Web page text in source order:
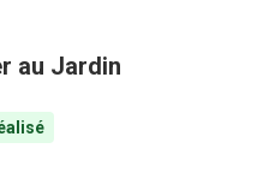
au Jardin